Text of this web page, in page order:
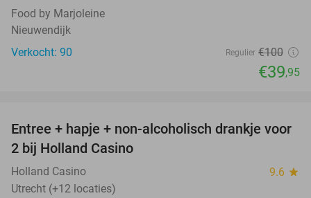
Food by Marjoleine
Nieuwendijk
Verkocht: 90
Regulier €100
€39,95
52%
Entree + hapje + non-alcoholisch drankje voor
2 bij Holland Casino
Holland Casino 9.6 star
Utrecht (+12 locaties)